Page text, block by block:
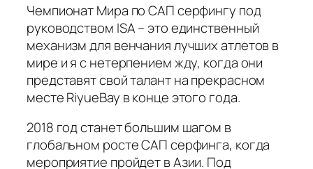
Чемпионат Мира по САП серфингу под
руководством ISA – это единственный
механизм для венчания лучших атлетов в
мире и я с нетерпением жду, когда они
представят свой талант на прекрасном
месте RiyueBay в конце этого года.
2018 год станет большим шагом в
глобальном росте САП серфинга, когда
мероприятие пройдет в Азии. Под